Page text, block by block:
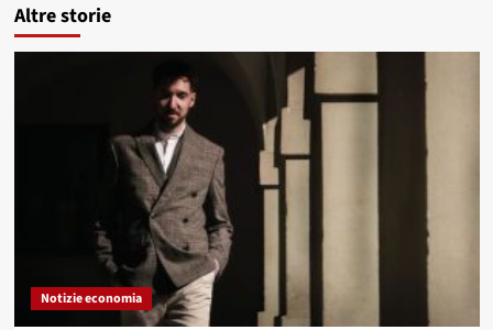
Altre storie
Notizie economia